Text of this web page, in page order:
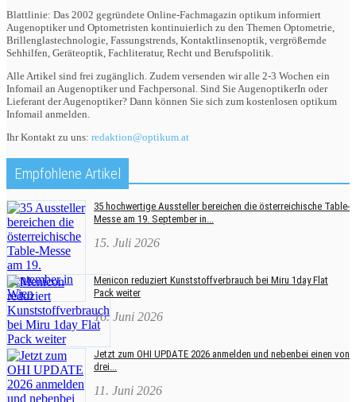
Blattlinie: Das 2002 gegründete Online-Fachmagazin optikum informiert
Augenoptiker und Optometristen kontinuierlich zu den Themen Optometrie,
Brillenglastechnologie, Fassungstrends, Kontaktlinsenoptik, vergrößernde
Sehhilfen, Geräteoptik, Fachliteratur, Recht und Berufspolitik.
Alle Artikel sind frei zugänglich. Zudem versenden wir alle 2-3 Wochen ein
Infomail an Augenoptiker und Fachpersonal. Sind Sie AugenoptikerIn oder
Lieferant der Augenoptiker? Dann können Sie sich zum kostenlosen optikum
Infomail anmelden.
Ihr Kontakt zu uns: redaktion@optikum.at
Empfohlene Artikel
35 hochwertige Aussteller bereichen die österreichische Table-
Messe am 19. September in...
15. Juli 2026
Menicon reduziert Kunststoffverbrauch bei Miru 1day Flat
Pack weiter
16. Juni 2026
Jetzt zum OHI UPDATE 2026 anmelden und nebenbei einen von
drei...
11. Juni 2026